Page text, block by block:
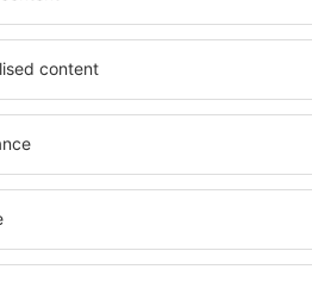
încât
şi
și
de
O varietate de
elementele cheie ale
bune hoteluri din
pentru servicii și o
cazare cu standarde
apropiere de
folosi parcarea
care să corespundă
cu standarde ȋnalte
precum spa și
cazare în Waldrach
și persoane aflate în